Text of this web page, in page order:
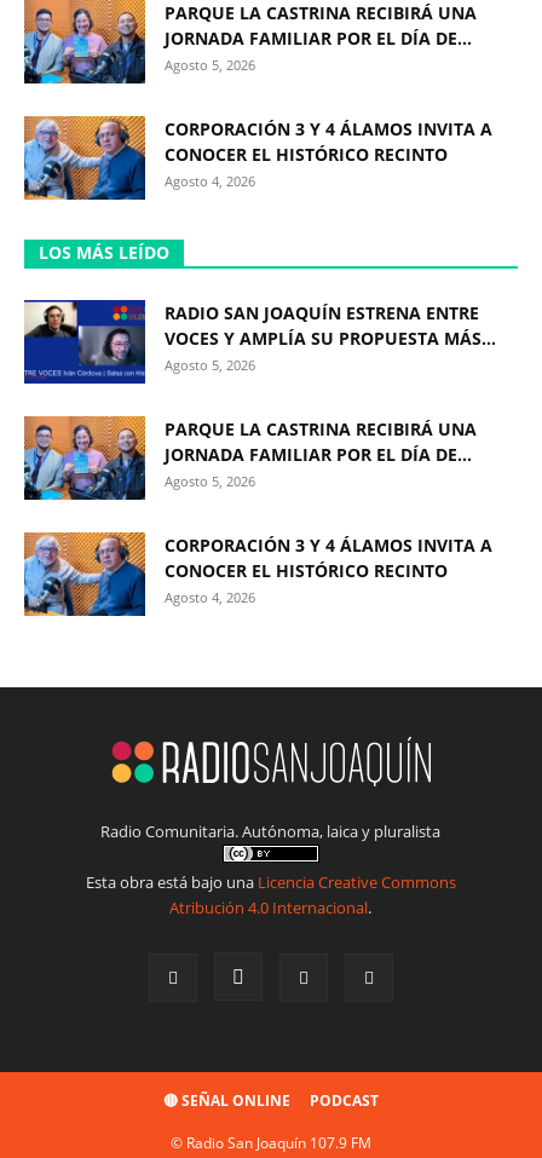
PARQUE LA CASTRINA RECIBIRÁ UNA
JORNADA FAMILIAR POR EL DÍA DE...
Agosto 5, 2026
CORPORACIÓN 3 Y 4 ÁLAMOS INVITA A
CONOCER EL HISTÓRICO RECINTO
Agosto 4, 2026
LOS MÁS LEÍDO
RADIO SAN JOAQUÍN ESTRENA ENTRE
VOCES Y AMPLÍA SU PROPUESTA MÁS...
Agosto 5, 2026
PARQUE LA CASTRINA RECIBIRÁ UNA
JORNADA FAMILIAR POR EL DÍA DE...
Agosto 5, 2026
CORPORACIÓN 3 Y 4 ÁLAMOS INVITA A
CONOCER EL HISTÓRICO RECINTO
Agosto 4, 2026
Radio Comunitaria. Autónoma, laica y pluralista
Esta obra está bajo una Licencia Creative Commons
Atribución 4.0 Internacional.
🔴 SEÑAL ONLINE PODCAST
© Radio San Joaquín 107.9 FM